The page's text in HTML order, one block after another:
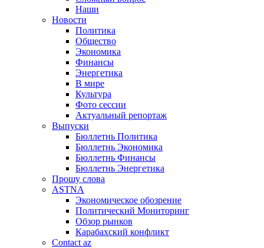
Наши
Новости
Политика
Общество
Экономика
Финансы
Энергетика
В мире
Культура
Фото сессии
Актуальный репортаж
Выпуски
Бюллетнь Политика
Бюллетнь Экономика
Бюллетнь Финансы
Бюллетнь Энергетика
Прошу слова
ASTNA
Экономическое обозрение
Политический Мониторинг
Обзор рынков
Карабахский конфликт
Contact az